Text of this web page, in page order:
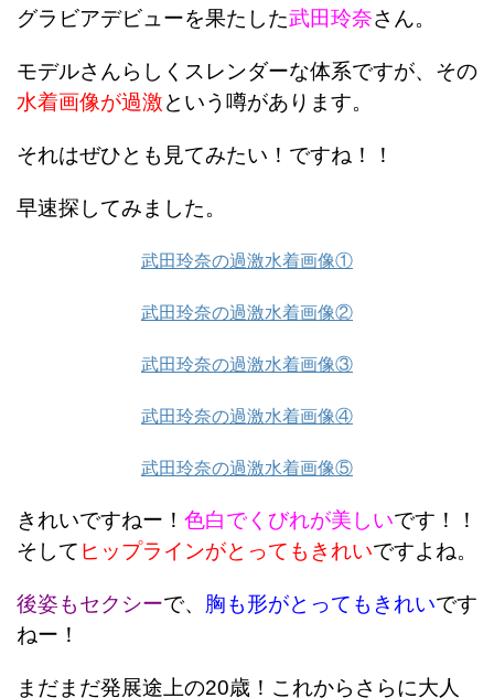
グラビアデビューを果たした武田玲奈さん。
モデルさんらしくスレンダーな体系ですが、その
水着画像が過激という噂があります。
それはぜひとも見てみたい！ですね！！
早速探してみました。
武田玲奈の過激水着画像①
武田玲奈の過激水着画像②
武田玲奈の過激水着画像③
武田玲奈の過激水着画像④
武田玲奈の過激水着画像⑤
きれいですねー！ 色白でくびれが美しいです！！
そして ヒップラインがとってもきれいですよね。
後姿もセクシーで、 胸も形がとってもきれいです
ねー！
まだまだ発展途上の20歳！これからさらに大人